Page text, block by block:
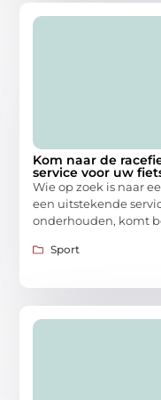
Kom naar de
service voor uw
Wie op zoek is naar
een uitstekende
onderhouden, komt
Sport